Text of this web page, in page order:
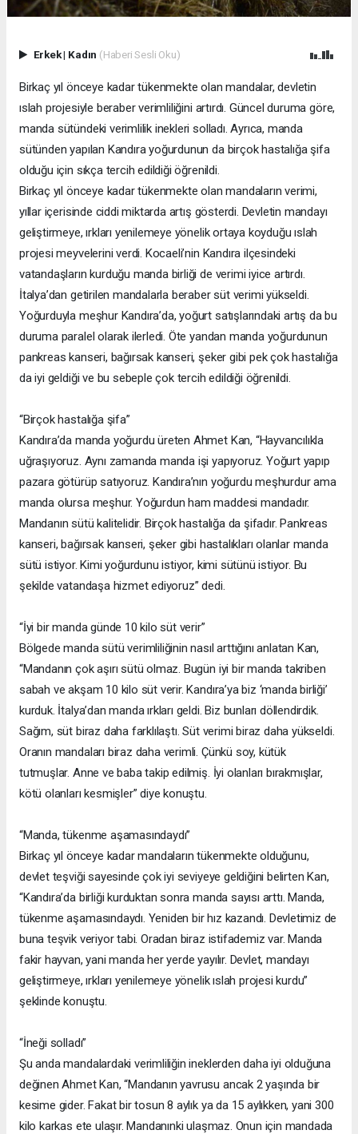
Erkek| Kadın (Haberi Sesli Oku)
Birkaç yıl önceye kadar tükenmekte olan mandalar, devletin
ıslah projesiyle beraber verimliliğini artırdı. Güncel duruma göre,
manda sütündeki verimlilik inekleri solladı. Ayrıca, manda
sütünden yapılan Kandıra yoğurdunun da birçok hastalığa şifa
olduğu için sıkça tercih edildiği öğrenildi.
Birkaç yıl önceye kadar tükenmekte olan mandaların verimi,
yıllar içerisinde ciddi miktarda artış gösterdi. Devletin mandayı
geliştirmeye, ırkları yenilemeye yönelik ortaya koyduğu ıslah
projesi meyvelerini verdi. Kocaeli’nin Kandıra ilçesindeki
vatandaşların kurduğu manda birliği de verimi iyice artırdı.
İtalya’dan getirilen mandalarla beraber süt verimi yükseldi.
Yoğurduyla meşhur Kandıra’da, yoğurt satışlarındaki artış da bu
duruma paralel olarak ilerledi. Öte yandan manda yoğurdunun
pankreas kanseri, bağırsak kanseri, şeker gibi pek çok hastalığa
da iyi geldiği ve bu sebeple çok tercih edildiği öğrenildi.
“Birçok hastalığa şifa”
Kandıra’da manda yoğurdu üreten Ahmet Kan, “Hayvancılıkla
uğraşıyoruz. Aynı zamanda manda işi yapıyoruz. Yoğurt yapıp
pazara götürüp satıyoruz. Kandıra’nın yoğurdu meşhurdur ama
manda olursa meşhur. Yoğurdun ham maddesi mandadır.
Mandanın sütü kalitelidir. Birçok hastalığa da şifadır. Pankreas
kanseri, bağırsak kanseri, şeker gibi hastalıkları olanlar manda
sütü istiyor. Kimi yoğurdunu istiyor, kimi sütünü istiyor. Bu
şekilde vatandaşa hizmet ediyoruz” dedi.
“İyi bir manda günde 10 kilo süt verir”
Bölgede manda sütü verimliliğinin nasıl arttığını anlatan Kan,
“Mandanın çok aşırı sütü olmaz. Bugün iyi bir manda takriben
sabah ve akşam 10 kilo süt verir. Kandıra’ya biz ‘manda birliği’
kurduk. İtalya’dan manda ırkları geldi. Biz bunları döllendirdik.
Sağım, süt biraz daha farklılaştı. Süt verimi biraz daha yükseldi.
Oranın mandaları biraz daha verimli. Çünkü soy, kütük
tutmuşlar. Anne ve baba takip edilmiş. İyi olanları bırakmışlar,
kötü olanları kesmişler” diye konuştu.
“Manda, tükenme aşamasındaydı”
Birkaç yıl önceye kadar mandaların tükenmekte olduğunu,
devlet teşviği sayesinde çok iyi seviyeye geldiğini belirten Kan,
“Kandıra’da birliği kurduktan sonra manda sayısı arttı. Manda,
tükenme aşamasındaydı. Yeniden bir hız kazandı. Devletimiz de
buna teşvik veriyor tabi. Oradan biraz istifademiz var. Manda
fakir hayvan, yani manda her yerde yayılır. Devlet, mandayı
geliştirmeye, ırkları yenilemeye yönelik ıslah projesi kurdu”
şeklinde konuştu.
“İneği solladı”
Şu anda mandalardaki verimliliğin ineklerden daha iyi olduğuna
değinen Ahmet Kan, “Mandanın yavrusu ancak 2 yaşında bir
kesime gider. Fakat bir tosun 8 aylık ya da 15 aylıkken, yani 300
kilo karkas ete ulaşır. Mandanınki ulaşmaz. Onun için mandada